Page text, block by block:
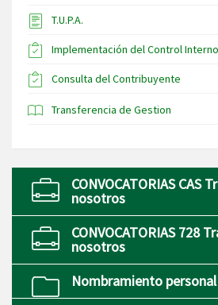
T.U.P.A.
Implementación del Control Interno
Consulta del Contribuyente
Transferencia de Gestion
CONVOCATORIAS CAS
nosotros
CONVOCATORIAS 728
nosotros
Nombramiento personal